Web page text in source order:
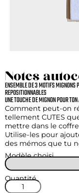
Notes
ENSEMBLE DE 3 MOTIFS MIGNONS
REPOSITIONNABLES
UNE TOUCHE DE MIGNON POUR
Comment peut-on
tellement CUTES
mettre dans le
Utilise-les pour
des mémos que tu
Modèle choisi
Quantité